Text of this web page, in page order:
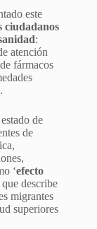
este
ciudadanos
:
atención
fármacos
de
de
‘efecto
describe
migrantes
superiores